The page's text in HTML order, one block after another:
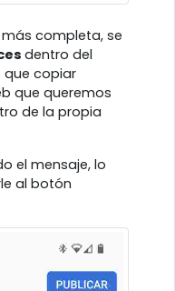
completa, se
dentro del
que copiar
que queremos
de la propia
el mensaje, lo
al botón